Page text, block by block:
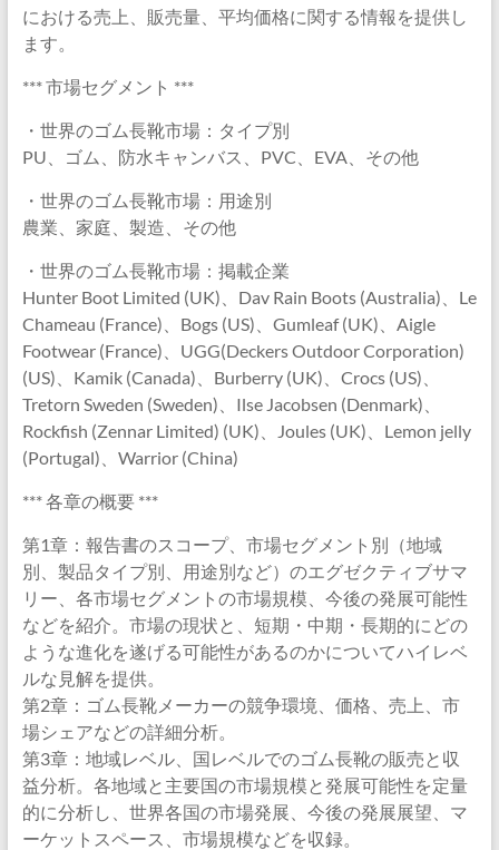
における売上、販売量、平均価格に関する情報を提供し
ます。
*** 市場セグメント ***
・世界のゴム長靴市場：タイプ別
PU、ゴム、防水キャンバス、PVC、EVA、その他
・世界のゴム長靴市場：用途別
農業、家庭、製造、その他
・世界のゴム長靴市場：掲載企業
Hunter Boot Limited (UK)、Dav Rain Boots (Australia)、Le
Chameau (France)、Bogs (US)、Gumleaf (UK)、Aigle
Footwear (France)、UGG(Deckers Outdoor Corporation)
(US)、Kamik (Canada)、Burberry (UK)、Crocs (US)、
Tretorn Sweden (Sweden)、Ilse Jacobsen (Denmark)、
Rockfish (Zennar Limited) (UK)、Joules (UK)、Lemon jelly
(Portugal)、Warrior (China)
*** 各章の概要 ***
第1章：報告書のスコープ、市場セグメント別（地域
別、製品タイプ別、用途別など）のエグゼクティブサマ
リー、各市場セグメントの市場規模、今後の発展可能性
などを紹介。市場の現状と、短期・中期・長期的にどの
ような進化を遂げる可能性があるのかについてハイレベ
ルな見解を提供。
第2章：ゴム長靴メーカーの競争環境、価格、売上、市
場シェアなどの詳細分析。
第3章：地域レベル、国レベルでのゴム長靴の販売と収
益分析。各地域と主要国の市場規模と発展可能性を定量
的に分析し、世界各国の市場発展、今後の発展展望、マ
ーケットスペース、市場規模などを収録。